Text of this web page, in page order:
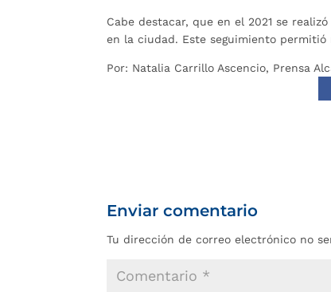
Cabe destacar, que en el 2021 se
en la ciudad. Este seguimiento permitió
Por: Natalia Carrillo Ascencio, Prensa
Enviar comentario
Tu dirección de correo electrónico no